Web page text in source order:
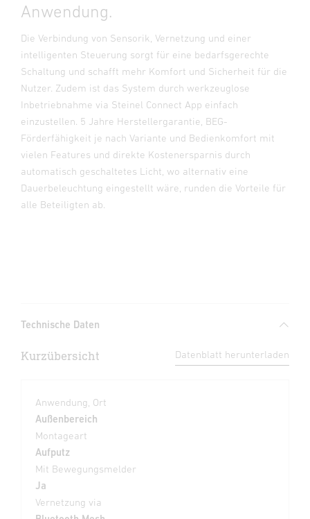
Anwendung.
Die Verbindung von Sensorik, Vernetzung und einer
intelligenten Steuerung sorgt für eine bedarfsgerechte
Schaltung und schafft mehr Komfort und Sicherheit für die
Nutzer. Zudem ist das System durch werkzeuglose
Inbetriebnahme via Steinel Connect App einfach
einzustellen. 5 Jahre Herstellergarantie, BEG-
Förderfähigkeit je nach Variante und Bedienkomfort mit
vielen Features und direkte Kostenersparnis durch
automatisch geschaltetes Licht, wo alternativ eine
Dauerbeleuchtung eingestellt wäre, runden die Vorteile für
alle Beteiligten ab.
Technische Daten
Kurzübersicht Datenblatt herunterladen
Anwendung, Ort
Außenbereich
Montageart
Aufputz
Mit Bewegungsmelder
Ja
Vernetzung via